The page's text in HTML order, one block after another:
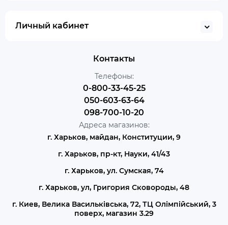
Личный кабинет
Контакты
Телефоны:
0-800-33-45-25
050-603-63-64
098-700-10-20
Адреса магазинов:
г. Харьков, майдан, Конституции, 9
г. Харьков, пр-кт, Науки, 41/43
г. Харьков, ул. Сумская, 74
г. Харьков, ул, Григория Сковороды, 48
г. Киев, Велика Васильківська, 72, ТЦ Олімпійський, 3
поверх, магазин 3.29